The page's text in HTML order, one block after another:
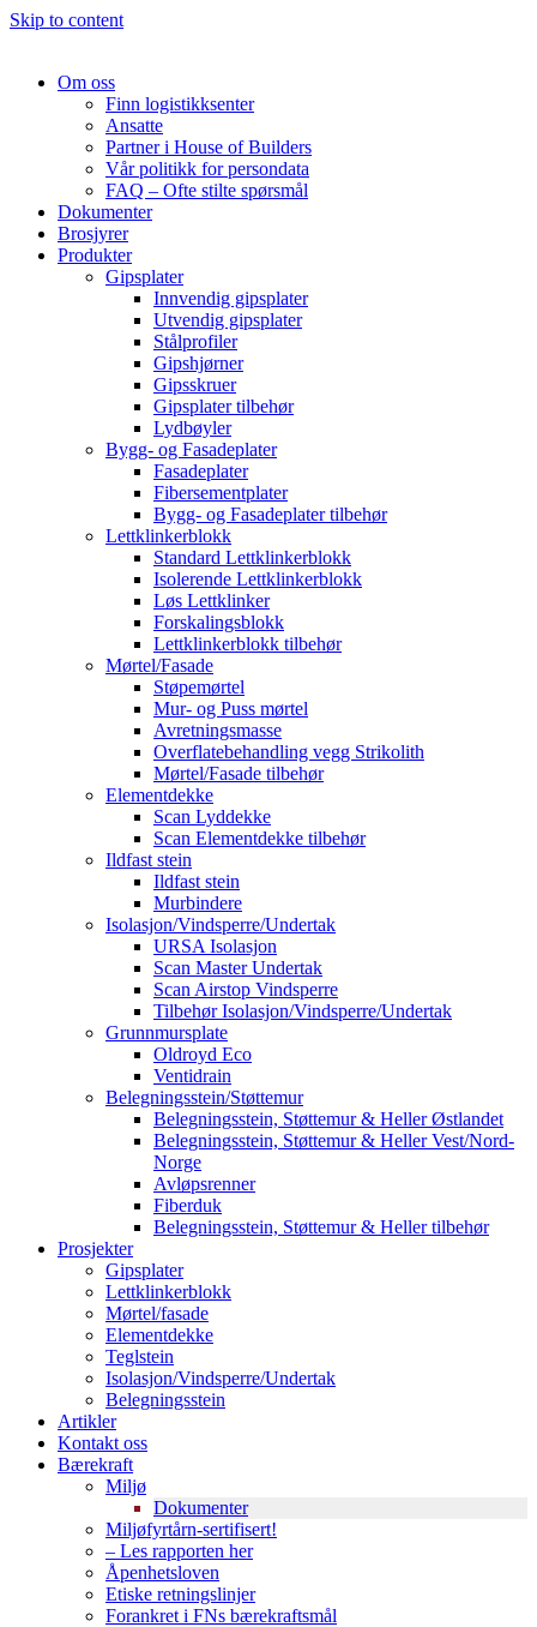
Skip to content
Om oss
Finn logistikksenter
Ansatte
Partner i House of Builders
Vår politikk for persondata
FAQ – Ofte stilte spørsmål
Dokumenter
Brosjyrer
Produkter
Gipsplater
Innvendig gipsplater
Utvendig gipsplater
Stålprofiler
Gipshjørner
Gipsskruer
Gipsplater tilbehør
Lydbøyler
Bygg- og Fasadeplater
Fasadeplater
Fibersementplater
Bygg- og Fasadeplater tilbehør
Lettklinkerblokk
Standard Lettklinkerblokk
Isolerende Lettklinkerblokk
Løs Lettklinker
Forskalingsblokk
Lettklinkerblokk tilbehør
Mørtel/Fasade
Støpemørtel
Mur- og Puss mørtel
Avretningsmasse
Overflatebehandling vegg Strikolith
Mørtel/Fasade tilbehør
Elementdekke
Scan Lyddekke
Scan Elementdekke tilbehør
Ildfast stein
Ildfast stein
Murbindere
Isolasjon/Vindsperre/Undertak
URSA Isolasjon
Scan Master Undertak
Scan Airstop Vindsperre
Tilbehør Isolasjon/Vindsperre/Undertak
Grunnmursplate
Oldroyd Eco
Ventidrain
Belegningsstein/Støttemur
Belegningsstein, Støttemur & Heller Østlandet
Belegningsstein, Støttemur & Heller Vest/Nord-
Norge
Avløpsrenner
Fiberduk
Belegningsstein, Støttemur & Heller tilbehør
Prosjekter
Gipsplater
Lettklinkerblokk
Mørtel/fasade
Elementdekke
Teglstein
Isolasjon/Vindsperre/Undertak
Belegningsstein
Artikler
Kontakt oss
Bærekraft
Miljø
Dokumenter
Miljøfyrtårn-sertifisert!
– Les rapporten her
Åpenhetsloven
Etiske retningslinjer
Forankret i FNs bærekraftsmål